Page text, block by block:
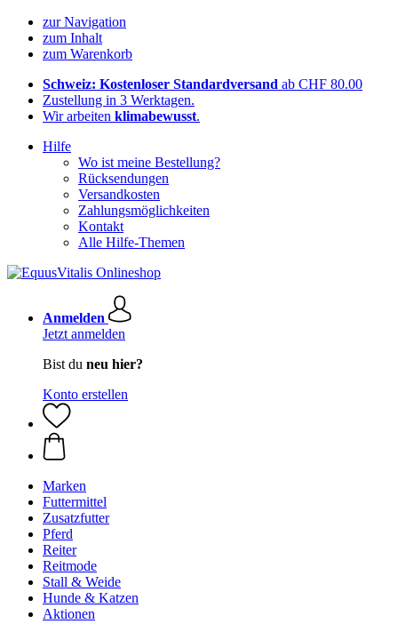
zur Navigation
zum Inhalt
zum Warenkorb
Schweiz: Kostenloser Standardversand ab CHF 80.00
Zustellung in 3 Werktagen.
Wir arbeiten klimabewusst.
Hilfe
Wo ist meine Bestellung?
Rücksendungen
Versandkosten
Zahlungsmöglichkeiten
Kontakt
Alle Hilfe-Themen
Anmelden
Jetzt anmelden
Bist du neu hier?
Konto erstellen
Marken
Futtermittel
Zusatzfutter
Pferd
Reiter
Reitmode
Stall & Weide
Hunde & Katzen
Aktionen